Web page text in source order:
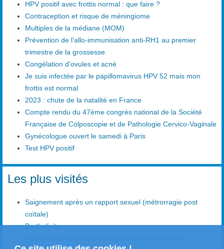
HPV positif avec frottis normal : que faire ?
Contraception et risque de méningiome
Multiples de la médiane (MOM)
Prévention de l’allo-immunisation anti-RH1 au premier
trimestre de la grossesse
Congélation d'ovules et acné
Je suis infectée par le papillomavirus HPV 52 mais mon
frottis est normal
2023 : chute de la natalité en France
Compte rendu du 47ème congrès national de la Société
Française de Colposcopie et de Pathologie Cervico-Vaginale
Gynécologue ouvert le samedi à Paris
Test HPV positif
Les plus visités
Saignement après un rapport sexuel (métrorragie post
coïtale)
Bartholinite